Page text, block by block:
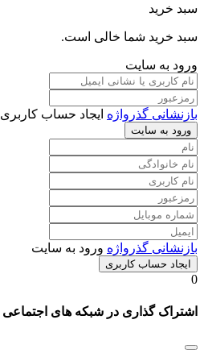
سبد خرید
سبد خرید شما خالی است.
ورود به سایت
بازنشانی گذرواژه ایجاد حساب کاربری
ورود به سایت
بازنشانی گذرواژه ورود به سایت
ایجاد حساب کاربری
0
اشتراک گذاری در شبکه های اجتماعی